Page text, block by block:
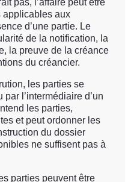
pas, l’affaire peut être
applicables aux
d’une partie. Le
de la notification, la
la preuve de la créance
du créancier.
les parties se
l’intermédiaire d’un
les parties,
et peut ordonner les
du dossier
ne suffisent pas à
parties peuvent être